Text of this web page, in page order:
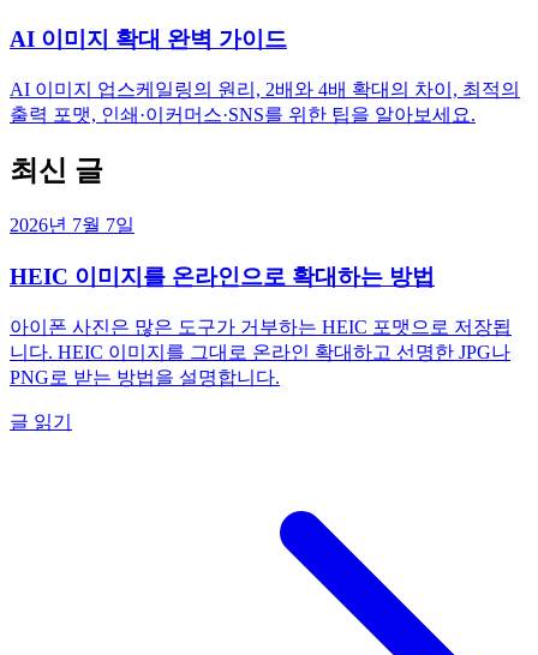
AI 이미지 확대 완벽 가이드
AI 이미지 업스케일링의 원리, 2배와 4배 확대의 차이, 최적의
출력 포맷, 인쇄·이커머스·SNS를 위한 팁을 알아보세요.
최신 글
2026년 7월 7일
HEIC 이미지를 온라인으로 확대하는 방법
아이폰 사진은 많은 도구가 거부하는 HEIC 포맷으로 저장됩
니다. HEIC 이미지를 그대로 온라인 확대하고 선명한 JPG나
PNG로 받는 방법을 설명합니다.
글 읽기